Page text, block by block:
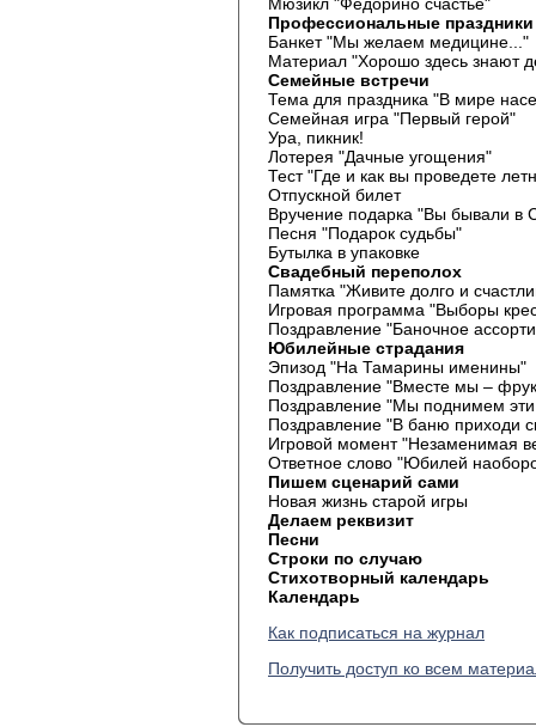
Профессиональные праздники
Банкет "Мы желаем медицине..."
Материал "Хорошо здесь знают
Семейные встречи
Тема для праздника "В мире
Семейная игра "Первый герой"
Ура, пикник!
Лотерея "Дачные угощения"
Тест "Где и как вы проведете
Отпускной билет
Вручение подарка "Вы бывали в
Песня "Подарок судьбы"
Бутылка в упаковке
Свадебный переполох
Памятка "Живите долго и
Игровая программа "Выборы
Поздравление "Баночное
Юбилейные страдания
Эпизод "На Тамарины именины"
Поздравление "Вместе мы –
Поздравление "Мы поднимем
Поздравление "В баню приходи
Игровой момент "Незаменимая
Ответное слово "Юбилей
Пишем сценарий сами
Новая жизнь старой игры
Делаем реквизит
Песни
Строки по случаю
Стихотворный календарь
Календарь
Как подписаться на журнал
Получить доступ ко всем